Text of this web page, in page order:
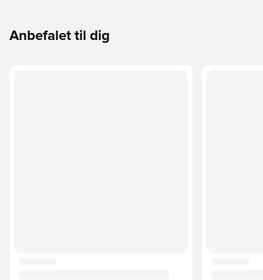
Anbefalet til dig